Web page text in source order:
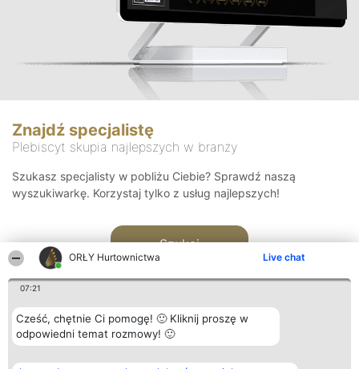
ORŁY Hurtownictwa Live chat
07:21
Cześć, chętnie Ci pomogę! 🙂 Kliknij proszę w
odpowiedni temat rozmowy! 🙂
Znajdź specjalistę
Plebiscyt skupia najlepszych w branży
Szukasz specjalisty w pobliżu Ciebie? Sprawdź naszą
wyszukiwarkę. Korzystaj tylko z usług najlepszych!
Szukaj
Organizator plebiscytu Plebiscyt Kontakt